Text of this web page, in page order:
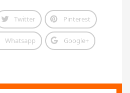
Twitter Pinterest
Whatsapp Google+